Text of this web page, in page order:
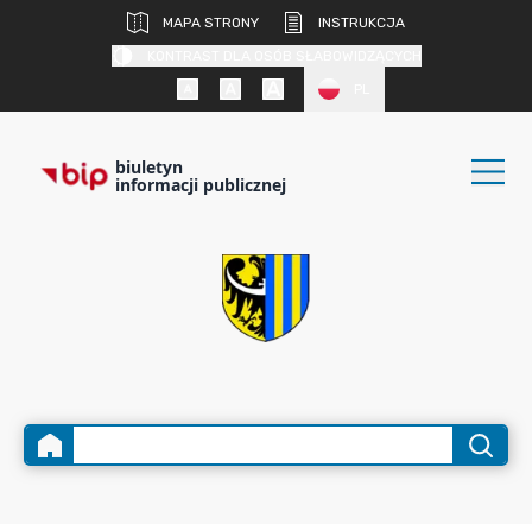
MAPA STRONY
INSTRUKCJA
biuletyn
informacji publicznej